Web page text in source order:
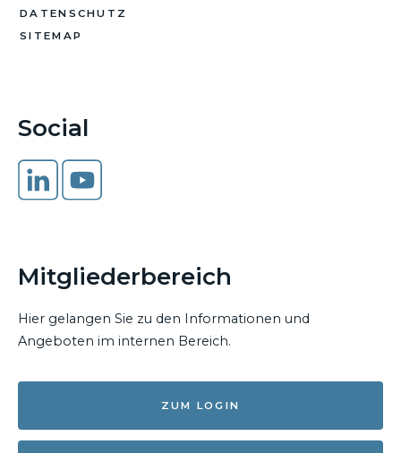
DATENSCHUTZ
SITEMAP
Social
Mitgliederbereich
Hier gelangen Sie zu den Informationen und
Angeboten im internen Bereich.
ZUM LOGIN